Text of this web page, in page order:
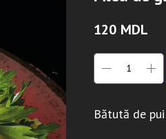
120 MDL
Bătută de